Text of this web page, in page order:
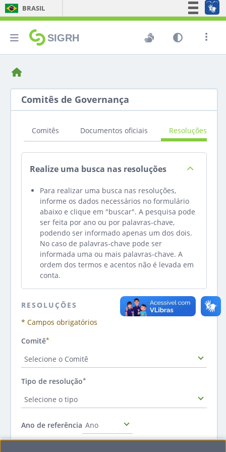
BRASIL
Comunica BR
Participe
SIGRH
Comitês de Governança
Comitês Documentos oficiais Resoluções
Realize uma busca nas resoluções
Para realizar uma busca nas resoluções,
informe os dados necessários no formulário
abaixo e clique em "buscar". A pesquisa pode
ser feita por ano ou por palavras-chave,
podendo ser informado apenas um dos dois.
No caso de palavras-chave pode ser
informada uma ou mais palavras-chave. A
ordem dos termos e acentos não é levada em
conta.
RESOLUÇÕES
* Campos obrigatórios
Comitê
Selecione o Comitê
Tipo de resolução
Selecione o tipo
Ano de referência Ano